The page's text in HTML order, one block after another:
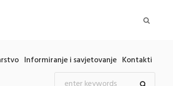
Informiranje i savjetovanje Kontakti